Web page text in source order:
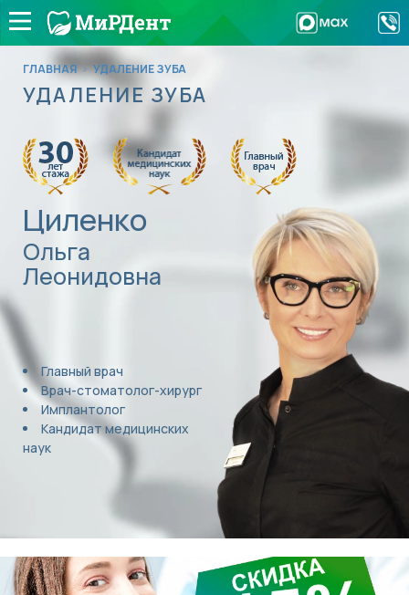
ГЛАВНАЯ > УДАЛЕНИЕ ЗУБА
УДАЛЕНИЕ ЗУБА
Циленко
Ольга
Леонидовна
Главный врач
Врач-стоматолог-хирург
Имплантолог
Кандидат медицинских
наук